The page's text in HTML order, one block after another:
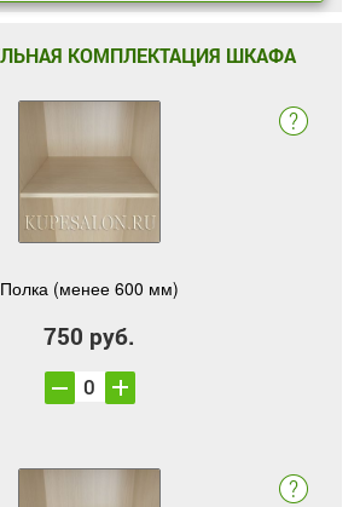
КОМПЛЕКТАЦИЯ ШКАФА
Полка (менее 600 мм)
750 руб.